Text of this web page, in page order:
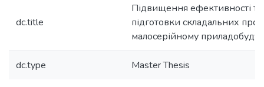
dc.title
Підвищення ефективності
підготовки складальних
малосерійному
dc.type Master Thesis